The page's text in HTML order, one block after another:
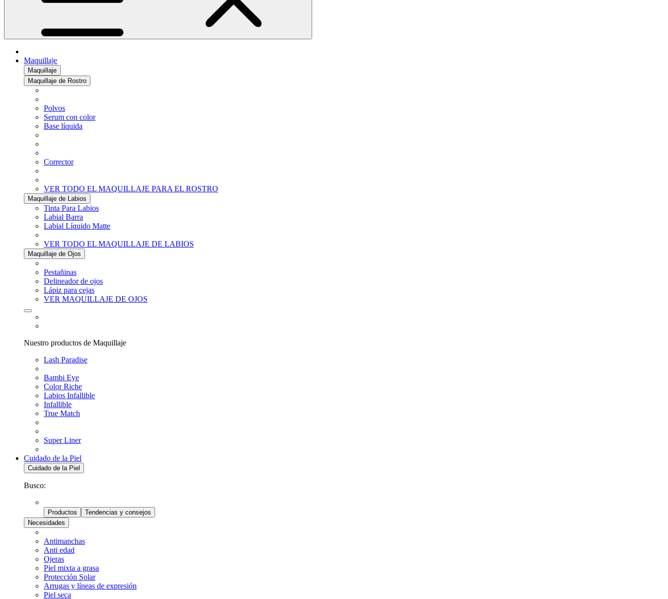
Maquillaje
Maquillaje
Maquillaje de Rostro
Polvos
Serum con color
Base líquida
Corrector
VER TODO EL MAQUILLAJE PARA EL ROSTRO
Maquillaje de Labios
Tinta Para Labios
Labial Barra
Labial Líquido Matte
VER TODO EL MAQUILLAJE DE LABIOS
Maquillaje de Ojos
Pestañinas
Delineador de ojos
Lápiz para cejas
VER MAQUILLAJE DE OJOS
Nuestro productos de Maquillaje
Lash Paradise
Bambi Eye
Color Riche
Labios Infallible
Infallible
True Match
Super Liner
Cuidado de la Piel
Cuidado de la Piel
Busco:
Productos
Tendencias y consejos
Necesidades
Antimanchas
Anti edad
Ojeras
Piel mixta a grasa
Protección Solar
Arrugas y líneas de expresión
Piel seca